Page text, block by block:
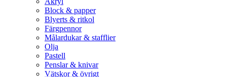
Block & papper
Blyerts & ritkol
Färgpennor
Målardukar & stafflier
Olja
Pastell
Penslar & knivar
Vätskor & övrigt